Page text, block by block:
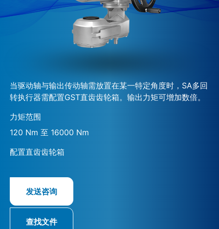
联系我们
当驱动轴与输出传动轴需放置在某一特定角度时，SA多回
转执行器需配置GST直齿齿轮箱。输出力矩可增加数倍。
力矩范围
120 Nm 至 16000 Nm
配置直齿齿轮箱
发送咨询
查找文件